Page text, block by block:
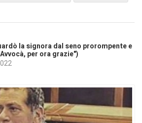
la signora dal seno prorompente e
per ora grazie")